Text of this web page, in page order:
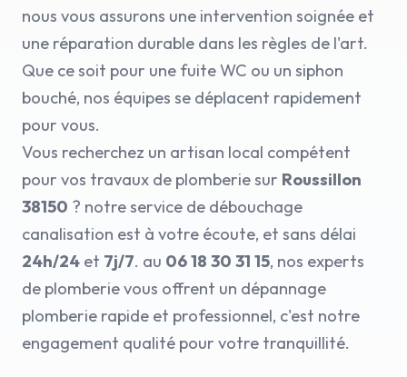
nous vous assurons une intervention soignée et
une réparation durable dans les règles de l'art.
Que ce soit pour une fuite WC ou un siphon
bouché, nos équipes se déplacent rapidement
pour vous.
Vous recherchez un artisan local compétent
pour vos travaux de plomberie sur Roussillon
38150 ? notre service de débouchage
canalisation est à votre écoute, et sans délai
24h/24 et 7j/7. au 06 18 30 31 15, nos experts
de plomberie vous offrent un dépannage
plomberie rapide et professionnel, c'est notre
engagement qualité pour votre tranquillité.